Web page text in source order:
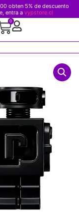
obten 5% de descuento
entra a vypstore.cl
0